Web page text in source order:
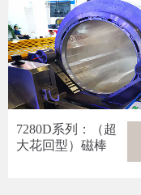
7280D系列：（超
大花回型）磁棒